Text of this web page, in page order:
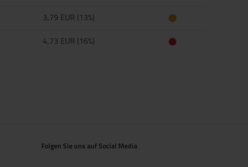
3,79 EUR (13%)
4,73 EUR (16%)
Folgen Sie uns auf Social Media